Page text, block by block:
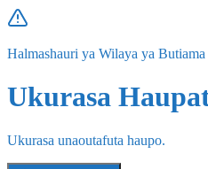
Halmashauri ya Wilaya ya Butiama
Ukurasa
Ukurasa unaoutafuta haupo.